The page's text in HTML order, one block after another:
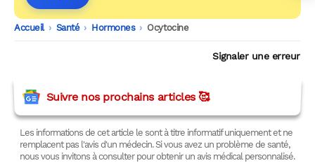
Accueil -
Santé -
Hormones -
Ocytocine
Signaler une erreur
Suivre nos prochains articles 🥰
Les informations de cet article le sont à titre informatif uniquement et ne
remplacent pas l'avis d'un médecin. Si vous avez un problème de santé,
nous vous invitons à consulter pour obtenir un avis médical personnalisé.